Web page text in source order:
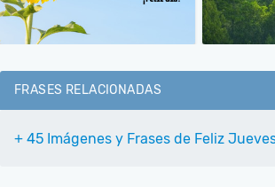
FRASES RELACIONADAS
+ 45 Imágenes y Frases de Feliz